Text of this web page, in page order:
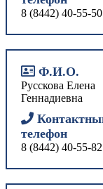
8 (8442) 40-55-50
Ф.И.О.
Русскова Елена
Геннадиевна
телефон
8 (8442) 40-55-82